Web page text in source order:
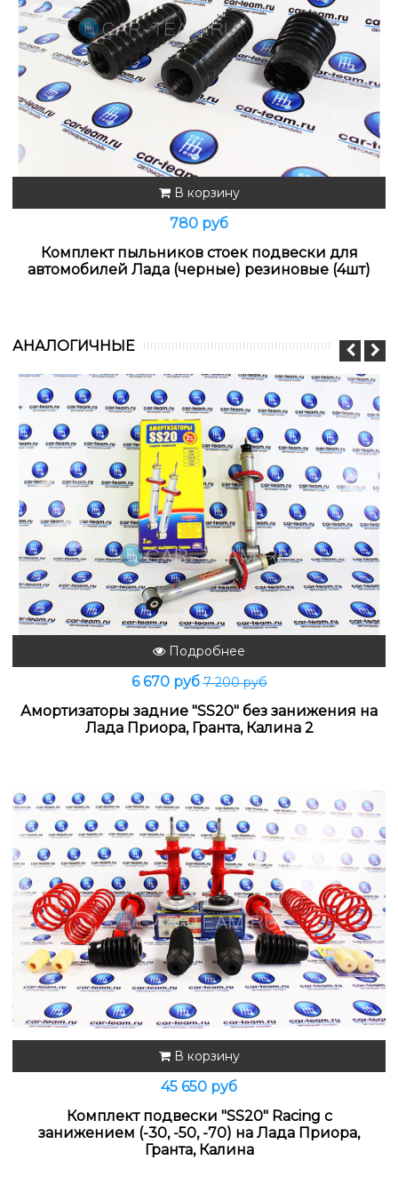
В корзину
780 руб
Комплект пыльников стоек подвески для
автомобилей Лада (черные) резиновые (4шт)
АНАЛОГИЧНЫЕ
Подробнее
6 670 руб7 200 руб
Амортизаторы задние "SS20" без занижения на
Лада Приора, Гранта, Калина 2
В корзину
45 650 руб
Комплект подвески "SS20" Racing с
занижением (-30, -50, -70) на Лада Приора,
Гранта, Калина